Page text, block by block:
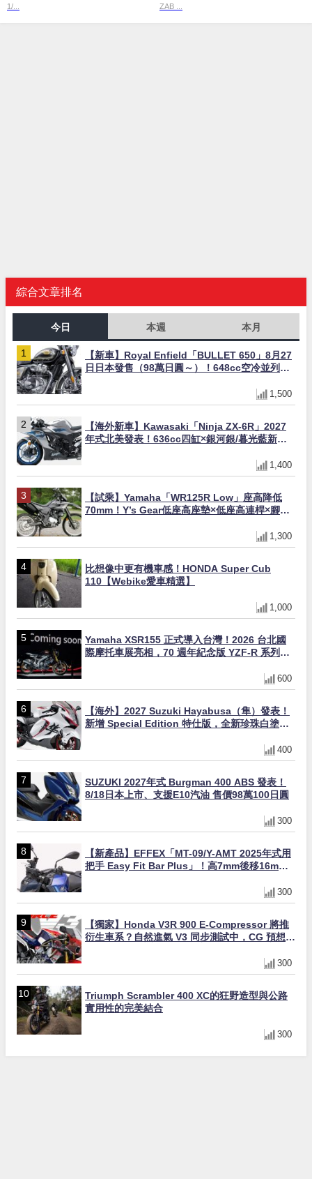
1/...
ZAB ...
綜合文章排名
今日 本週 本月
【新車】Royal Enfield「BULLET 650」8月27
日日本發售（98萬日圓～）！648cc空冷並列雙
1,500
【海外新車】Kawasaki「Ninja ZX-6R」2027
年式北美發表！636cc四缸×銀河銀/暮光藍新色
1,400
【試乘】Yamaha「WR125R Low」座高降低
70mm！Y’s Gear低座高座墊×低座高連桿×腳踏
1,300
比想像中更有機車感！HONDA Super Cub
110【Webike愛車精選】
1,000
Yamaha XSR155 正式導入台灣！2026 台北國
際摩托車展亮相，70 週年紀念版 YZF-R 系列限
600
【海外】2027 Suzuki Hayabusa（隼）發表！
新增 Special Edition 特仕版，全新珍珠白塗裝
400
SUZUKI 2027年式 Burgman 400 ABS 發表！
8/18日本上市、支援E10汽油 售價98萬100日圓
300
【新產品】EFFEX「MT-09/Y-AMT 2025年式用
把手 Easy Fit Bar Plus」！高7mm後移16mm
300
【獨家】Honda V3R 900 E-Compressor 將推
衍生車系？自然進氣 V3 同步測試中，CG 預想曝
300
Triumph Scrambler 400 XC的狂野造型與公路
實用性的完美結合
300